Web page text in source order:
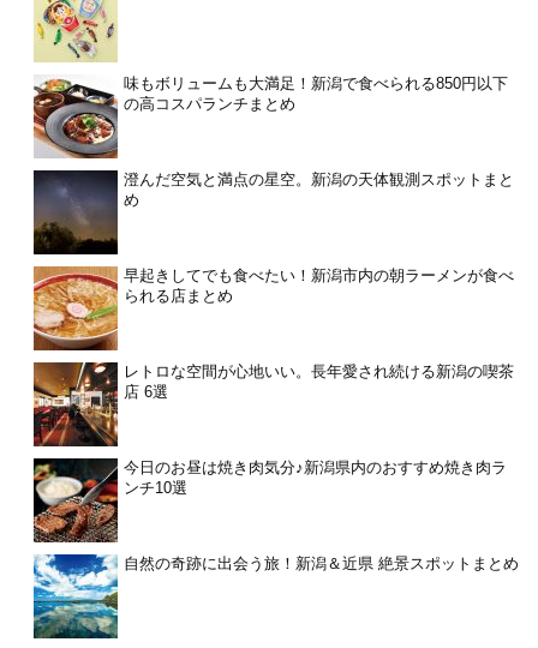
味もボリュームも大満足！新潟で食べられる850円以下
の高コスパランチまとめ
澄んだ空気と満点の星空。新潟の天体観測スポットまと
め
早起きしてでも食べたい！新潟市内の朝ラーメンが食べ
られる店まとめ
レトロな空間が心地いい。長年愛され続ける新潟の喫茶
店 6選
今日のお昼は焼き肉気分♪新潟県内のおすすめ焼き肉ラ
ンチ10選
自然の奇跡に出会う旅！新潟＆近県 絶景スポットまとめ